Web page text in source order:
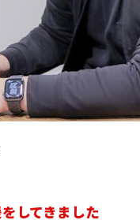
してきました